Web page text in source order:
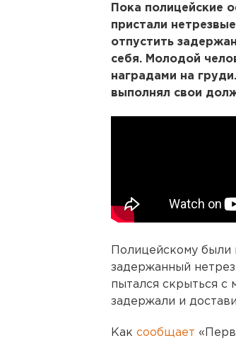
Пока полицейские
пристали
отпустить
себя. Молодой
наградами на
выполнял свои
Полицейскому
задержанный
пытался скрыться с
задержали и
Как сообщает